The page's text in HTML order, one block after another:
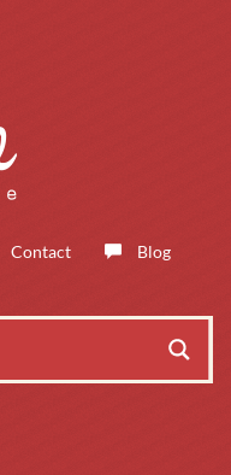
Contact
Blog